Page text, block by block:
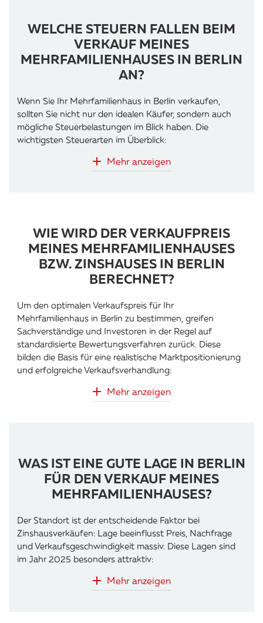
WELCHE STEUERN FALLEN BEIM
VERKAUF MEINES
MEHRFAMILIENHAUSES IN BERLIN
AN?
Wenn Sie Ihr Mehrfamilienhaus in Berlin verkaufen,
sollten Sie nicht nur den idealen Käufer, sondern auch
mögliche Steuerbelastungen im Blick haben. Die
wichtigsten Steuerarten im Überblick:
Mehr anzeigen
WIE WIRD DER VERKAUFPREIS
MEINES MEHRFAMILIENHAUSES
BZW. ZINSHAUSES IN BERLIN
BERECHNET?
Um den optimalen Verkaufspreis für Ihr
Mehrfamilienhaus in Berlin zu bestimmen, greifen
Sachverständige und Investoren in der Regel auf
standardisierte Bewertungsverfahren zurück. Diese
bilden die Basis für eine realistische Marktpositionierung
und erfolgreiche Verkaufsverhandlung:
Mehr anzeigen
WAS IST EINE GUTE LAGE IN BERLIN
FÜR DEN VERKAUF MEINES
MEHRFAMILIENHAUSES?
Der Standort ist der entscheidende Faktor bei
Zinshausverkäufen: Lage beeinflusst Preis, Nachfrage
und Verkaufsgeschwindigkeit massiv. Diese Lagen sind
im Jahr 2025 besonders attraktiv:
Mehr anzeigen